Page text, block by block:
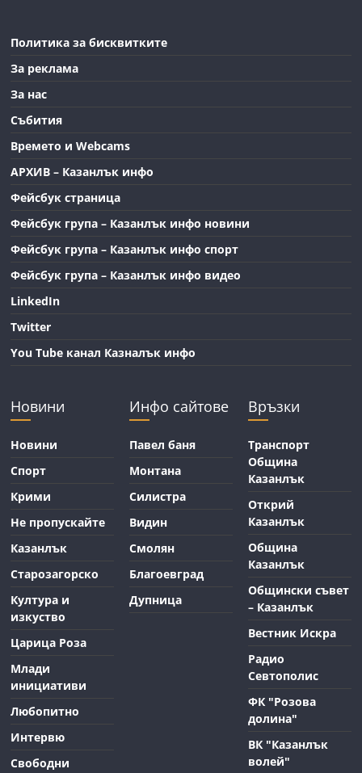
Политика за бисквитките
За реклама
За нас
Събития
Времето и Webcams
АРХИВ – Казанлък инфо
Фейсбук страница
Фейсбук група – Казанлък инфо новини
Фейсбук група – Казанлък инфо спорт
Фейсбук група – Казанлък инфо видео
LinkedIn
Twitter
You Tube канал Казналък инфо
Новини
Новини
Спорт
Крими
Не пропускайте
Казанлък
Старозагорско
Култура и
изкуство
Царица Роза
Млади
инициативи
Любопитно
Интервю
Свободни
Инфо сайтове
Павел баня
Монтана
Силистра
Видин
Смолян
Благоевград
Дупница
Връзки
Транспорт
Община
Казанлък
Открий
Казанлък
Община
Казанлък
Общински съвет
– Казанлък
Вестник Искра
Радио
Севтополис
ФК "Розова
долина"
ВК "Казанлък
волей"